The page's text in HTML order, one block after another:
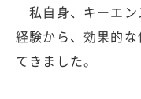
私自身、キーエン
経験から、効果的
てきました。